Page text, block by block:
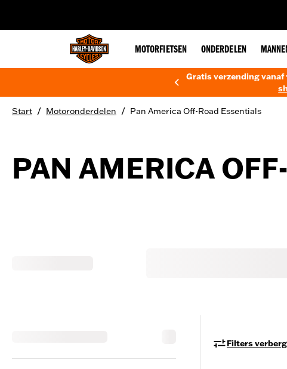
MOTORFIETSEN ONDERDELEN
Gratis verzending
Start / Motoronderdelen / Pan America Off-Road Essentials
PAN AMERICA
Filters